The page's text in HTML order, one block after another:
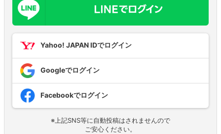
Yahoo! JAPAN IDでログイン
Googleでログイン
Facebookでログイン
※上記SNS等に自動投稿はされませんので
ご安心ください。